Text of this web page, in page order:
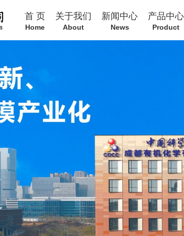
首 页
Home
关于我们
About
新闻中心
News
产品中心
Product